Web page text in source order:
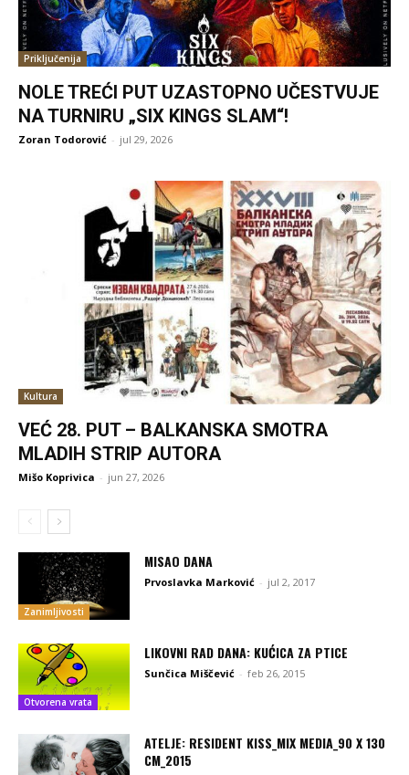
Priključenija
NOLE TREĆI PUT UZASTOPNO UČESTVUJE
NA TURNIRU „SIX KINGS SLAM“!
Zoran Todorović - jul 29, 2026
Kultura
VEĆ 28. PUT – BALKANSKA SMOTRA
MLADIH STRIP AUTORA
Mišo Koprivica - jun 27, 2026
Zanimljivosti
MISAO DANA
Prvoslavka Marković - jul 2, 2017
Otvorena vrata
LIKOVNI RAD DANA: KUĆICA ZA PTICE
Sunčica Miščević - feb 26, 2015
ATELJE: RESIDENT KISS_MIX MEDIA_90 X 130
CM_2015